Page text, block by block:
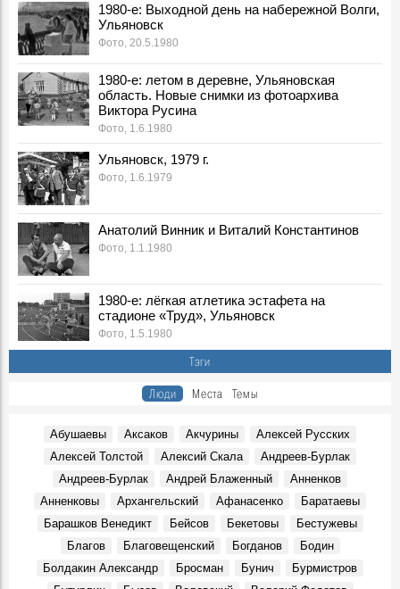
1980-е: посевная, Ульяновская область. Новые снимки из
фотоархива Виктора Русина
Фото, 1 Мая 1980
1980-е: на производстве, стройках и в сельском
хозяйстве Ульяновской области. Новые снимки из
фотоархива Виктора Русина
Фото, 1 Мая 1980
Легендарного тренера Геннадия Климова похоронят на
Северном кладбище
Герои, 31 Марта 2026
Ледоход на Волге, вид на Речной порт. 1980-е, Ульяновск
Фото, 10 Апреля 1980
Покраска "Метеора" к навигации, 1980-е годы. Ульяновск
Фото, 1 Мая 1980
Опубликованы архивные номера журналов «Симбирск»
«Карамзинский сад»
События, 12 Марта 2026
В Ульяновске презентовали издание, посвящённое
епископу Симбирскому и Сызранскому Гурию
Герои, 30 Июня 1845
Показали книги семьи Языковых и книги с автографами
Герои, 16 Марта 1803
К100-летию со дня рождения краеведа и исследователя
Венедикта Барашкова. Видео Дворца книги
Герои, 17 Марта 1926
Большой театр в Симбирске-Ульяновске? Именно так
В Ульяновске умер Заслуженный тренер России
Геннадий Климов
1980-е: Выходной день на набережной Волги,
Ульяновск
Фото, 20.5.1980
1980-е: летом в деревне, Ульяновская
область. Новые снимки из фотоархива
Виктора Русина
Фото, 1.6.1980
Ульяновск, 1979 г.
Фото, 1.6.1979
Анатолий Винник и Виталий Константинов
Фото, 1.1.1980
1980-е: лёгкая атлетика эстафета на
стадионе «Труд», Ульяновск
Фото, 1.5.1980
Тэги
Люди Места Темы
Абушаевы Аксаков Акчурины
Алексей Русских
Алексей Толстой
Алексий Скала
Андреев-Бурлак
Андреев-Бурлак
Андрей Блаженный
Анненков
Анненковы
Архангельский Афанасенко
Баратаевы
Барашков Венедикт
Бейсов Бекетовы
Бестужевы
Благов
Благовещенский Богданов
Бодин
Болдакин Александр
Бросман Бунич
Бурмистров